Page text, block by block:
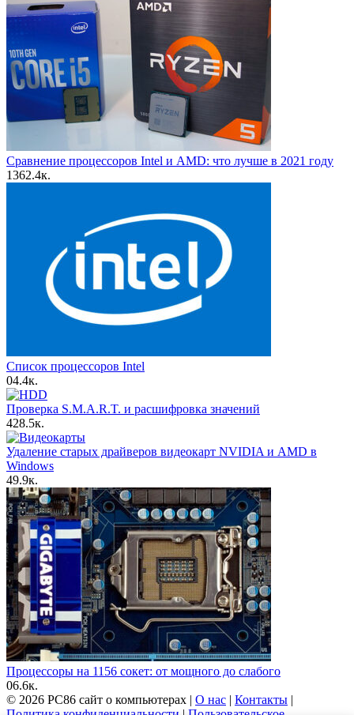
Сравнение процессоров Intel и AMD: что лучше в 2021 году
1362.4к.
Список процессоров Intel
04.4к.
Проверка S.M.A.R.T. и расшифровка значений
428.5к.
Удаление старых драйверов видеокарт NVIDIA и AMD в
Windows
49.9к.
Процессоры на 1156 сокет: от мощного до слабого
06.6к.
© 2026 PC86 сайт о компьютерах | О нас | Контакты |